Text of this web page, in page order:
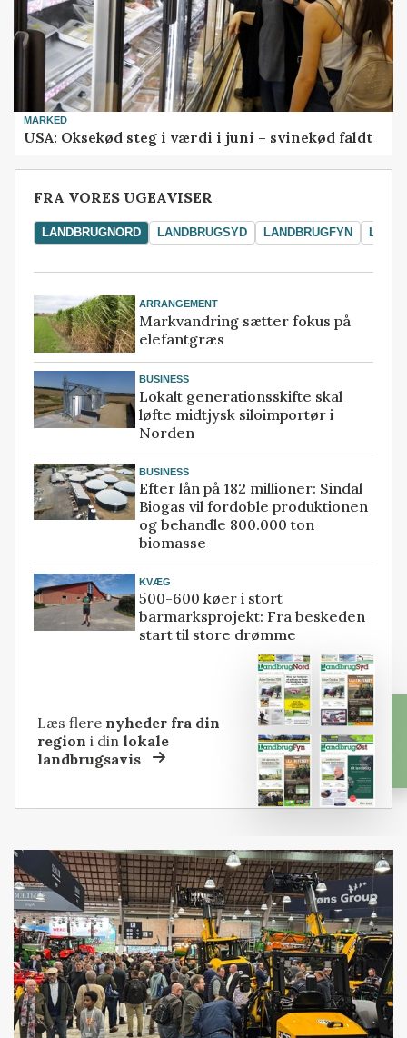
MARKED
USA: Oksekød steg i værdi i juni – svinekød faldt
FRA VORES UGEAVISER
LANDBRUGNORD LANDBRUGSYD LANDBRUGFYN
ARRANGEMENT
Markvandring sætter fokus på
elefantgræs
BUSINESS
Lokalt generationsskifte skal
løfte midtjysk siloimportør i
Norden
BUSINESS
Efter lån på 182 millioner: Sindal
Biogas vil fordoble produktionen
og behandle 800.000 ton
biomasse
KVÆG
500-600 køer i stort
barmarksprojekt: Fra beskeden
start til store drømme
Læs flere nyheder fra din
region i dinlokale
landbrugsavis